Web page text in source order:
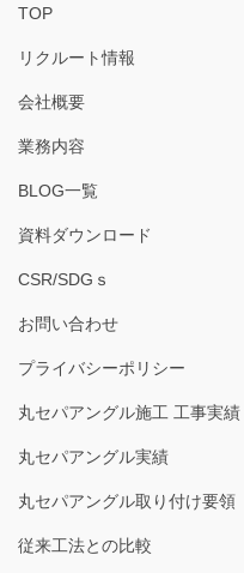
TOP
リクルート情報
会社概要
業務内容
BLOG一覧
資料ダウンロード
CSR/SDGｓ
お問い合わせ
プライバシーポリシー
丸セパアングル施工 工事実績
丸セパアングル実績
丸セパアングル取り付け要領
従来工法との比較